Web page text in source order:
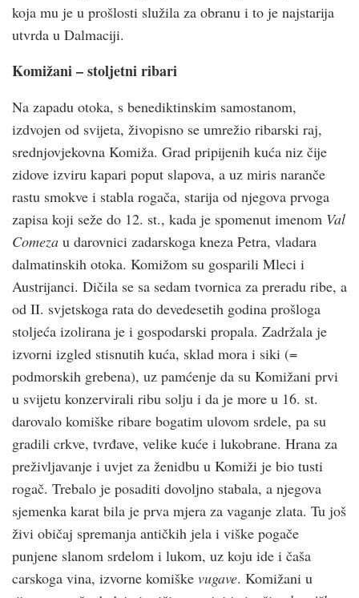
koja mu je u prošlosti služila za obranu i to je najstarija
utvrda u Dalmaciji.
Komižani – stoljetni ribari
Na zapadu otoka, s benediktinskim samostanom,
izdvojen od svijeta, živopisno se umrežio ribarski raj,
srednjovjekovna Komiža. Grad pripijenih kuća niz čije
zidove izviru kapari poput slapova, a uz miris naranče
rastu smokve i stabla rogača, starija od njegova prvoga
zapisa koji seže do 12. st., kada je spomenut imenom Val
Comeza u darovnici zadarskoga kneza Petra, vladara
dalmatinskih otoka. Komižom su gosparili Mleci i
Austrijanci. Dičila se sa sedam tvornica za preradu ribe, a
od II. svjetskoga rata do devedesetih godina prošloga
stoljeća izolirana je i gospodarski propala. Zadržala je
izvorni izgled stisnutih kuća, sklad mora i siki (=
podmorskih grebena), uz pamćenje da su Komižani prvi
u svijetu konzervirali ribu solju i da je more u 16. st.
darovalo komiške ribare bogatim ulovom srdele, pa su
gradili crkve, tvrđave, velike kuće i lukobrane. Hrana za
preživljavanje i uvjet za ženidbu u Komiži je bio tusti
rogač. Trebalo je posaditi dovoljno stabala, a njegova
sjemenka karat bila je prva mjera za vaganje zlata. Tu još
živi običaj spremanja antičkih jela i viške pogače
punjene slanom srdelom i lukom, uz koju ide i čaša
carskoga vina, izvorne komiške vugave. Komižani u